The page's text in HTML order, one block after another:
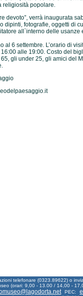
religiosità popolare.
devoto”, verrà inaugurata
dipinti, fotografie, oggetti di
all`interno delle usanze
al 6 settembre. L’orario di
alle 19:00. Costo del
gli under 25, gli amici del
telefonare (0323.89622) o
(orari: 9,00 - 13.00 / 14,00 -
PEC: